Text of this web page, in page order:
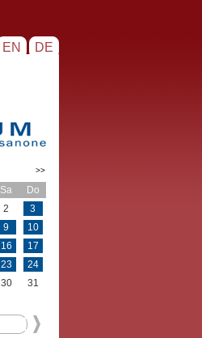
EN DE
>>
Sa
Do
2
3
9
10
16
17
23
24
30 31